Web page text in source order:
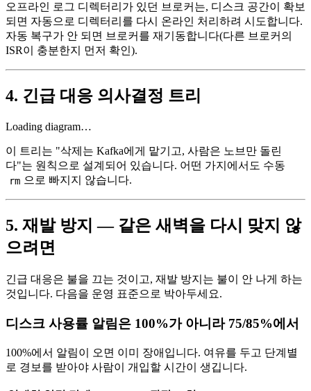
오프라인 로그 디렉터리가 있던 브로커는, 디스크 공간이 확보
되면 자동으로 디렉터리를 다시 온라인 처리하려 시도합니다.
자동 복구가 안 되면 브로커를 재기동합니다(다른 브로커의
ISR이 충분한지 먼저 확인).
4. 긴급 대응 의사결정 트리
Loading diagram…
이 트리는 "삭제는 Kafka에게 맡기고, 사람은 노브만 돌린
다"는 원칙으로 설계되어 있습니다. 어떤 가지에서도 수동
rm 으로 빠지지 않습니다.
5. 재발 방지 — 같은 새벽을 다시 맞지 않
으려면
긴급 대응은 불을 끄는 것이고, 재발 방지는 불이 안 나게 하는
것입니다. 다음을 운영 표준으로 박아두세요.
디스크 사용률 알림은 100%가 아니라 75/85%에서
100%에서 알림이 오면 이미 장애입니다. 여유를 두고 단계별
로 경보를 받아야 사람이 개입할 시간이 생깁니다.